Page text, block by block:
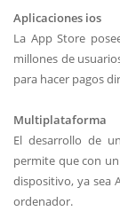
Aplicaciones ios
La App Store
millones de
para hacer pagos
Multiplataforma
El desarrollo de
permite que con
dispositivo, ya sea
ordenador.